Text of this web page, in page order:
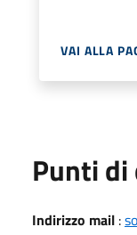
VAI ALLA
Punti
Indirizzo mail :